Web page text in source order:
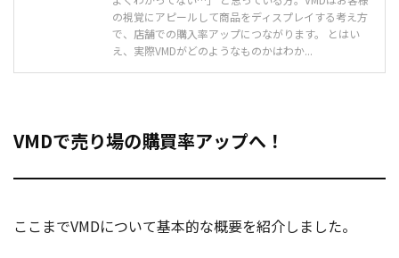
の視覚にアピールして商品をディスプレイする考え方
で、店舗での購入率アップにつながります。 とはい
え、実際VMDがどのようなものかはわか...
VMDで売り場の購買率アップへ！
ここまでVMDについて基本的な概要を紹介しました。